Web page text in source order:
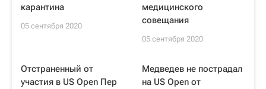
карантина
05 сентября 2020
медицинского
совещания
05 сентября 2020
Отстраненный от
участия в US Open Пер
Медведев не пострадал
на US Open от